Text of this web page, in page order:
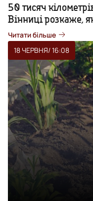
50 тисяч
Вінниці розкаже,
Читати більше
18 ЧЕРВНЯ/ 16:08